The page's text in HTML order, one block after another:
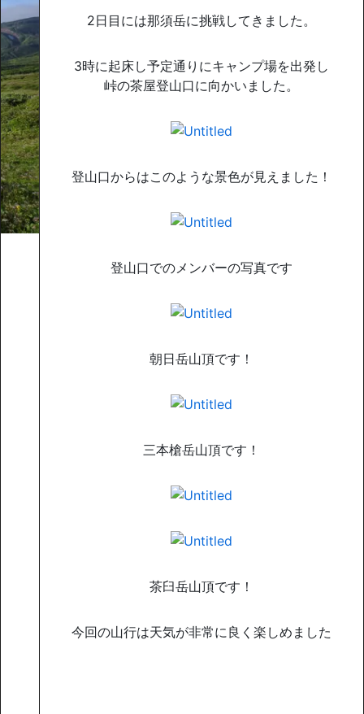
2日目には那須岳に挑戦してきました。
3時に起床し予定通りにキャンプ場を出発し
峠の茶屋登山口に向かいました。
登山口からはこのような景色が見えました！
登山口でのメンバーの写真です
朝日岳山頂です！
三本槍岳山頂です！
茶臼岳山頂です！
今回の山行は天気が非常に良く楽しめました